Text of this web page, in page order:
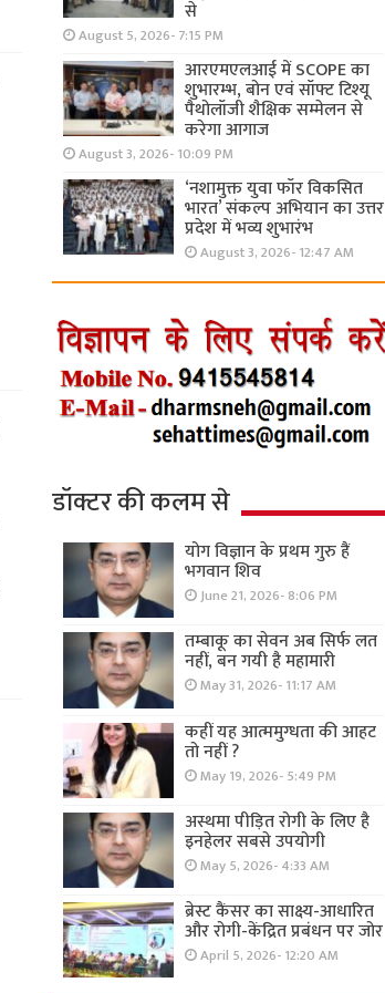
से
August 5, 2026- 7:15 PM
आरएमएलआई में SCOPE का
शुभारम्भ, बोन एवं सॉफ्ट टिश्यू
पैथोलॉजी शैक्षिक सम्मेलन से
करेगा आगाज
August 3, 2026- 10:09 PM
‘नशामुक्त युवा फॉर विकसित
भारत’ संकल्प अभियान का उत्तर
प्रदेश में भव्य शुभारंभ
August 3, 2026- 12:47 AM
डॉक्टर की कलम से
योग विज्ञान के प्रथम गुरु हैं
भगवान शिव
June 21, 2026- 8:06 PM
तम्बाकू का सेवन अब सिर्फ लत
नहीं, बन गयी है महामारी
May 31, 2026- 11:17 AM
कहीं यह आत्ममुग्धता की आहट
तो नहीं ?
May 19, 2026- 5:49 PM
अस्थमा पीड़ित रोगी के लिए है
इनहेलर सबसे उपयोगी
May 5, 2026- 4:33 AM
ब्रेस्ट कैंसर का साक्ष्य-आधारित
और रोगी-केंद्रित प्रबंधन पर जोर
April 5, 2026- 12:20 AM